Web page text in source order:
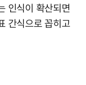
인식이 확산되면
간식으로 꼽히고